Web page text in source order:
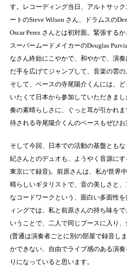
す。レコーディング当日、アルトサッ
ートのSteve Wilson さん、ドラムスの
Oscar Perez さんとは初対面。緊張する
スーパームードメイカーのDouglas
なさん終始にこやかで、和やかで、演
だ手を広げてジャンプして、音楽の雲の
そして、ベースの寺尾陽介くんには、
いたくて日本から参加していただきま
奏の素晴らしさに、ぐっと耳が引かれ
待される寺尾陽介くんのベースもぜひお
そして今回、日本での活動の基盤とも
紀さんとのデュオも、ようやく音源に
東京にて録音)。前原さんは、私が世界
晴らしいギタリストで、音の美しさと
なコードワークという、面白い多面性
ィングでは、私と前原さんの持ち味を
いうことで、⼆⼈で同じブースに⼊り
(普通は演奏者ごとに別の部屋で録音し
かできない、自由でライブ感のある演
りになっていると思います。